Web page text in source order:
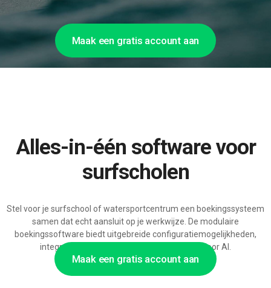
Maak een gratis account aan
Maak een gratis account aan
Alles-in-één software voor
surfscholen
Stel voor je surfschool of watersportcentrum een boekingssysteem
samen dat echt aansluit op je werkwijze. De modulaire
boekingssoftware biedt uitgebreide configuratiemogelijkheden,
integraties en steeds meer ondersteuning door AI.